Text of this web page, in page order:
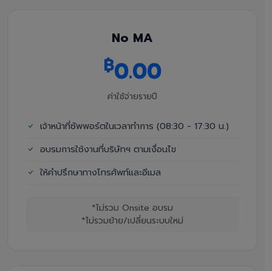
No MA
฿0.00
ค่าใช้จ่ายรายปี
เจ้าหน้าที่ซัพพอร์ตในเวลาทำการ (08:30 - 17:30 น.)
อบรมการใช้งานที่บริษัทฯ ตามเงื่อนไข
ให้คำปรึกษาทางโทรศัพท์และอีเมล
*ไม่รวม Onsite อบรม
*ไม่รวมย้าย/เปลี่ยนระบบใหม่